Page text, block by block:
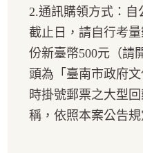
2.通訊購領方式：
截止日，請自行考
份新臺幣500元（請
頭為「臺南市政府
時掛號郵票之大型
稱，依照本案公告規